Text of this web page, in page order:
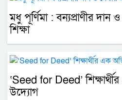
মধু পূর্ণিমা : বন্যপ্রাণীর দান
শিক্ষা
‘Seed for Deed’
উদ্যোগ